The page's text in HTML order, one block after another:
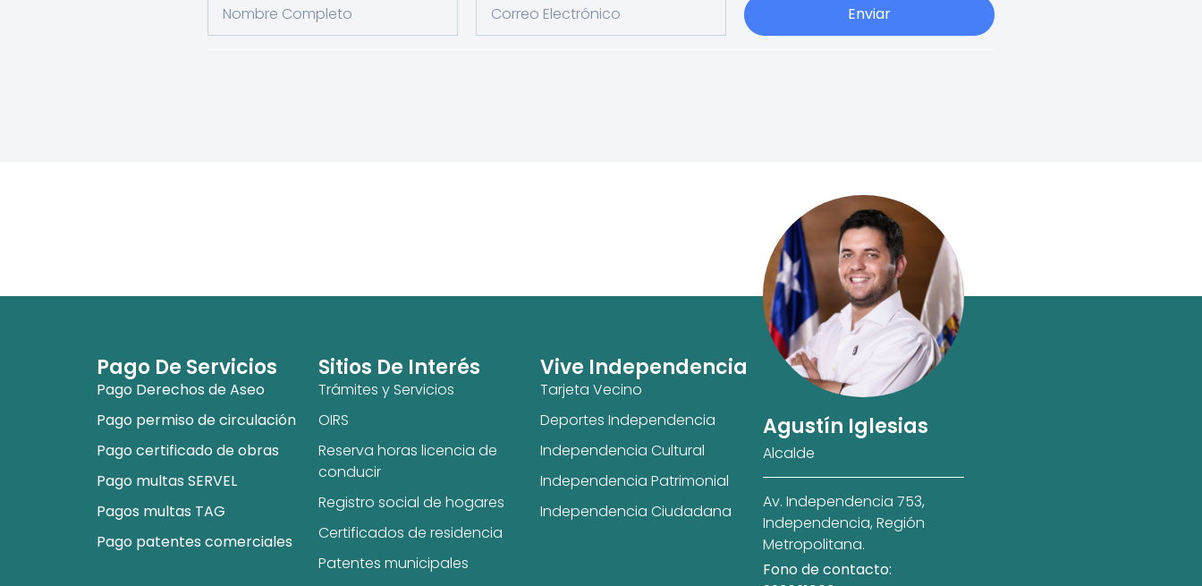
Enviar
Pago De Servicios
Pago Derechos de Aseo
Pago permiso de circulación
Pago certificado de obras
Pago multas SERVEL
Pagos multas TAG
Pago patentes comerciales
Sitios De Interés
Trámites y Servicios
OIRS
Reserva horas licencia de
conducir
Registro social de hogares
Certificados de residencia
Patentes municipales
Vive Independencia
Tarjeta Vecino
Deportes Independencia
Independencia Cultural
Independencia Patrimonial
Independencia Ciudadana
Agustín Iglesias
Alcalde
Av. Independencia 753,
Independencia, Región
Metropolitana.
Fono de contacto: